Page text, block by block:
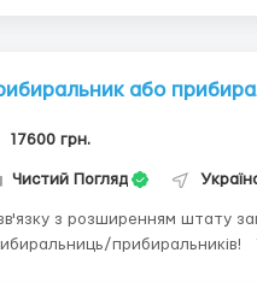
або
17600 грн.
Чистий Погляд
з розширенням штату
прибиральників! Умови: Постійне працевлаштування